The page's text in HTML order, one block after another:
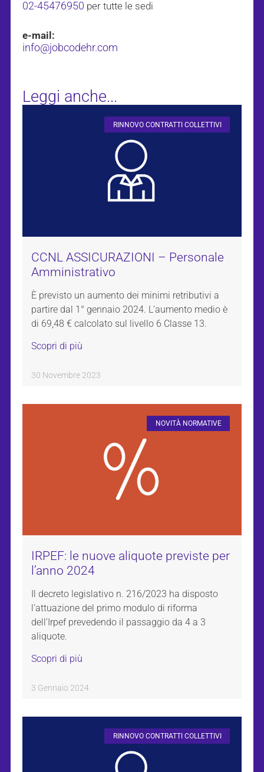
02-45476950 per tutte le sedi
e-mail:
info@jobcodehr.com
Leggi anche...
RINNOVO CONTRATTI COLLETTIVI
CCNL ASSICURAZIONI – Personale
Amministrativo
È previsto un aumento dei minimi retributivi a
partire dal 1° gennaio 2024. L’aumento medio è
di 69,48 € calcolato sul livello 6 Classe 13.
Scopri di più
30 Novembre 2023
NOVITÀ NORMATIVE
IRPEF: le nuove aliquote previste per
l’anno 2024
Il decreto legislativo n. 216/2023 ha disposto
l’attuazione del primo modulo di riforma
dell’Irpef prevedendo il passaggio da 4 a 3
aliquote.
Scopri di più
3 Gennaio 2024
RINNOVO CONTRATTI COLLETTIVI